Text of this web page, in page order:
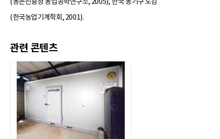
(한국농업기계학회, 2001).
관련 콘텐츠